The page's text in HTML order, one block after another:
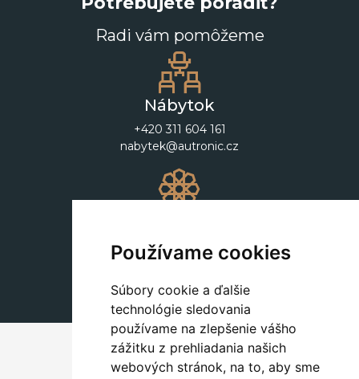
Používame cookies
Súbory cookie a ďalšie
technológie sledovania
používame na zlepšenie vášho
zážitku z prehliadania našich
webových stránok, na to, aby sme
Radi vám pomôžeme
Nábytok
+420 311 604 161
nabytek@autronic.cz
+420 311 604 182
dekorace@autronic.cz